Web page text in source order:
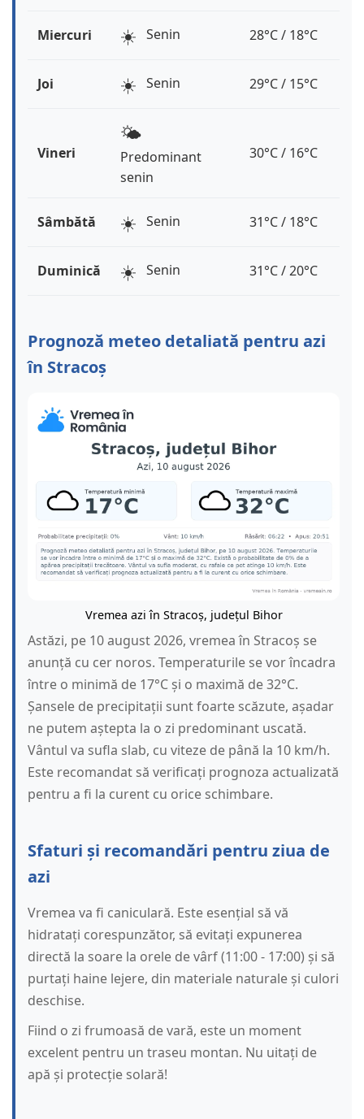
Miercuri ☀️ Senin 28°C / 18°C
Joi ☀️ Senin 29°C / 15°C
Vineri
🌤️
Predominant
senin
30°C / 16°C
Sâmbătă ☀️ Senin 31°C / 18°C
Duminică ☀️ Senin 31°C / 20°C
Prognoză meteo detaliată pentru azi
în Stracoș
Vremea azi în Stracoș, județul Bihor
Astăzi, pe 10 august 2026, vremea în Stracoș se
anunță cu cer noros. Temperaturile se vor încadra
între o minimă de 17°C și o maximă de 32°C.
Șansele de precipitații sunt foarte scăzute, așadar
ne putem aștepta la o zi predominant uscată.
Vântul va sufla slab, cu viteze de până la 10 km/h.
Este recomandat să verificați prognoza actualizată
pentru a fi la curent cu orice schimbare.
Sfaturi și recomandări pentru ziua de
azi
Vremea va fi caniculară. Este esențial să vă
hidratați corespunzător, să evitați expunerea
directă la soare la orele de vârf (11:00 - 17:00) și să
purtați haine lejere, din materiale naturale și culori
deschise.
Fiind o zi frumoasă de vară, este un moment
excelent pentru un traseu montan. Nu uitați de
apă și protecție solară!